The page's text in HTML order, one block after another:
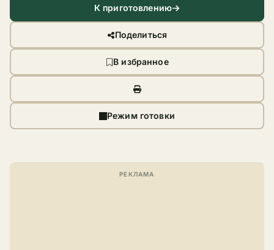
К приготовлению
Поделиться
В избранное
Режим готовки